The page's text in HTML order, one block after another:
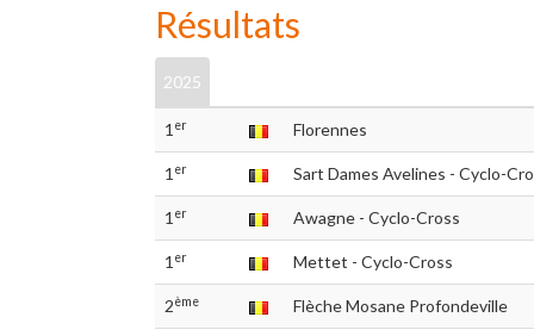
Résultats
2025
1 er Florennes
1 er Sart Dames Avelines - Cyclo-
1 er Awagne - Cyclo-Cross
1 er Mettet - Cyclo-Cross
2ème Flèche Mosane Profondeville